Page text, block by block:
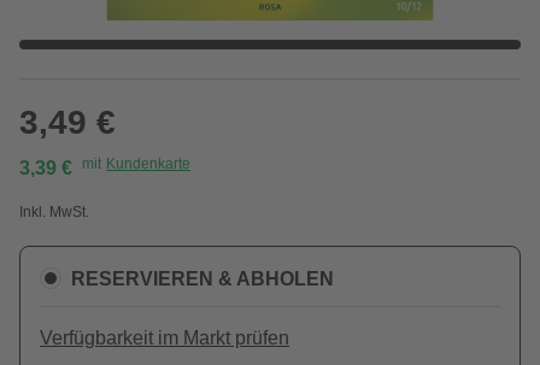
3,49 €
3,39 € mit Kundenkarte
Inkl. MwSt.
RESERVIEREN & ABHOLEN
Verfügbarkeit im Markt prüfen